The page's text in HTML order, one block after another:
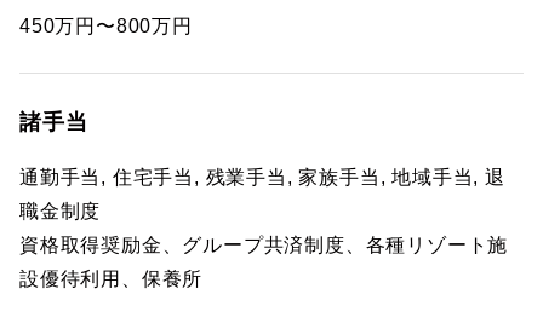
450万円〜800万円
諸手当
通勤手当, 住宅手当, 残業手当, 家族手当, 地域手当, 退
職金制度
資格取得奨励金、グループ共済制度、各種リゾート施
設優待利用、保養所